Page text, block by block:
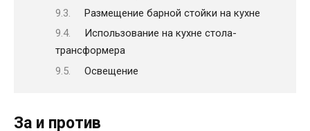
Размещение барной стойки на кухне
Использование на кухне стола-
трансформера
Освещение
За и против